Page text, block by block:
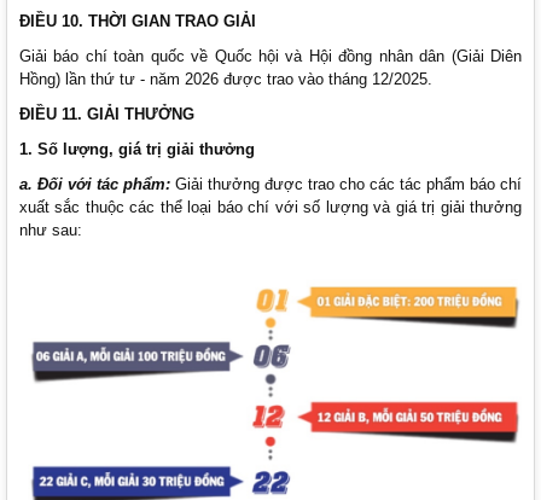
ĐIỀU 10. THỜI GIAN TRAO GIẢI
Giải báo chí toàn quốc về Quốc hội và Hội đồng nhân dân (Giải Diên
Hồng) lần thứ tư - năm 2026 được trao vào tháng 12/2025.
ĐIỀU 11. GIẢI THƯỞNG
1. Số lượng, giá trị giải thưởng
a. Đối với tác phẩm: Giải thưởng được trao cho các tác phẩm báo chí
xuất sắc thuộc các thể loại báo chí với số lượng và giá trị giải thưởng
như sau: